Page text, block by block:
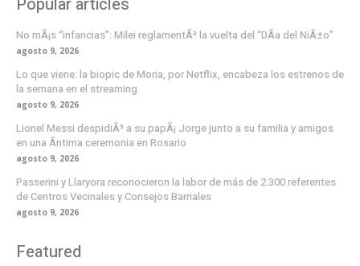
No mÃ¡s “infancias”: Milei reglamentÃ³ la vuelta del “DÃ­a del NiÃ±o”
agosto 9, 2026
Lo que viene: la biopic de Moria, por Netflix, encabeza los estrenos de
la semana en el streaming
agosto 9, 2026
Lionel Messi despidiÃ³ a su papÃ¡ Jorge junto a su familia y amigos
en una Ã­ntima ceremonia en Rosario
agosto 9, 2026
Passerini y Llaryora reconocieron la labor de más de 2.300 referentes
de Centros Vecinales y Consejos Barriales
agosto 9, 2026
Featured